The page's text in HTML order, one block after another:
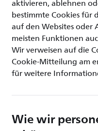
aktivieren, ablehnen
bestimmte Cookies für
auf den Websites oder
meisten Funktionen
Wir verweisen auf die
Cookie-Mitteilung am
für weitere
Wie wir